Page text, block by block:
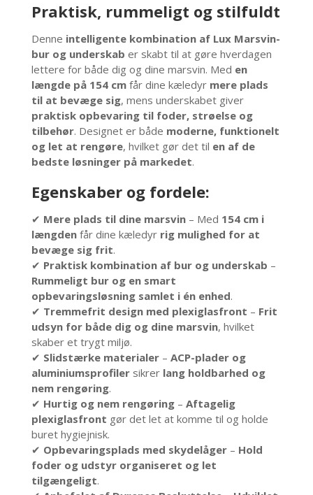
Praktisk, rummeligt og stilfuldt
Denne intelligente kombination af Lux Marsvin-
bur og underskab er skabt til at gøre hverdagen
lettere for både dig og dine marsvin. Med en
længde på 154 cmfår dine kæledyr mere plads
til at bevæge sig, mens underskabet giver
praktisk opbevaring til foder, strøelse og
tilbehør. Designet er både moderne, funktionelt
og let at rengøre, hvilket gør det til en af de
bedste løsninger på markedet.
Egenskaber og fordele:
✔ Mere plads til dine marsvin– Med 154 cm i
længdenfår dine kæledyr rig mulighed for at
bevæge sig frit.
✔ Praktisk kombination af bur og underskab –
Rummeligt bur og en smart
opbevaringsløsning samlet i én enhed.
✔ Tremmefrit design med plexiglasfront – Frit
udsyn for både dig og dine marsvin, hvilket
skaber et trygt miljø.
✔ Slidstærke materialer– ACP-plader og
aluminiumsprofilersikrer lang holdbarhed og
nem rengøring.
✔ Hurtig og nem rengøring– Aftagelig
plexiglasfront gør det let at komme til og holde
buret hygiejnisk.
✔ Opbevaringsplads med skydelåger– Hold
foder og udstyr organiseret og let
tilgængeligt.